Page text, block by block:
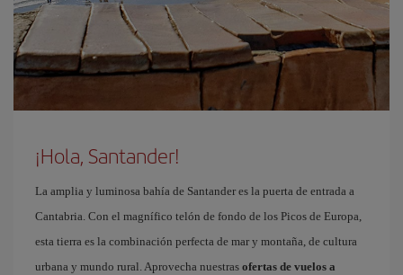
¡Hola, Santander!
La amplia y luminosa bahía de Santander es la puerta de entrada a
Cantabria. Con el magnífico telón de fondo de los Picos de Europa,
esta tierra es la combinación perfecta de mar y montaña, de cultura
urbana y mundo rural. Aprovecha nuestras ofertas de vuelos a